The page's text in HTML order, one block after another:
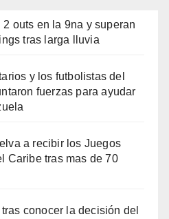
outs en la 9na y superan
tras larga lluvia
y los futbolistas del
fuerzas para ayudar
a recibir los Juegos
Caribe tras mas de 70
conocer la decisión del